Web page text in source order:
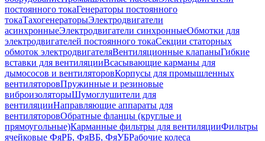
постоянного токаГенераторы постоянного
токаТахогенераторыЭлектродвигатели
асинхронныеЭлектродвигатели синхронныеОбмотки для
электродвигателей постоянного токаСекции статорных
обмоток электродвигателяВентиляционные клапаныГибкие
вставки для вентиляцииВсасывающие карманы для
дымососов и вентиляторовКорпусы для промышленных
вентиляторовПружинные и резиновые
виброизоляторыШумоглушители для
вентиляцииНаправляющие аппараты для
вентиляторовОбратные фланцы (круглые и
прямоугольные)Карманные фильтры для вентиляцииФильтры
ячейковые ФяРБ, ФяВБ, ФяУБРабочие колеса